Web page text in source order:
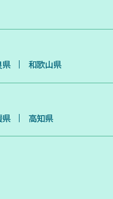
県 和歌山県
県 高知県